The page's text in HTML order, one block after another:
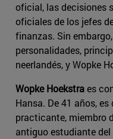
oficial, las decisiones
oficiales de los jefes
finanzas. Sin
personalidades,
neerlandés, y Wopke
Wopke Hoekstraes
Hansa. De 41 años,
practicante, miembro
antiguo estudiante